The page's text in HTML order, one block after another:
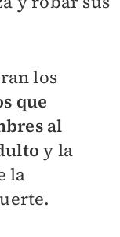
los
que
al
y la
la